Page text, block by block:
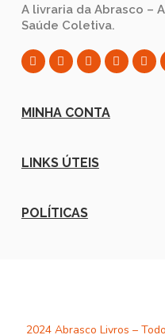
A livraria da Abrasco –
Saúde Coletiva.
MINHA CONTA
LINKS ÚTEIS
POLÍTICAS
2024 Abrasco Livros –